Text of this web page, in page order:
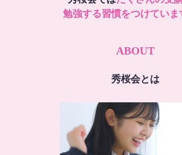
勉強する習慣をつけていま
ABOUT
秀桜会とは